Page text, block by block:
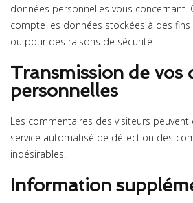
données personnelles vous concernant.
compte les données stockées à des fins
ou pour des raisons de sécurité.
Transmission de vos
personnelles
Les commentaires des visiteurs peuvent
service automatisé de détection des
indésirables.
Information